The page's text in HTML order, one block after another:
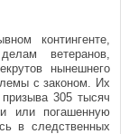
контингенте,
ветеранов,
нынешнего
с законом. Их
305 тысяч
или погашенную
в следственных